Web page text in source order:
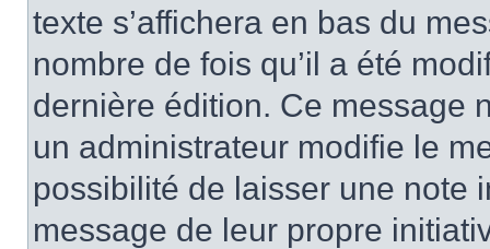
texte s’affichera en bas du
nombre de fois qu’il a été
dernière édition. Ce message
un administrateur modifie le
possibilité de laisser une note
message de leur propre